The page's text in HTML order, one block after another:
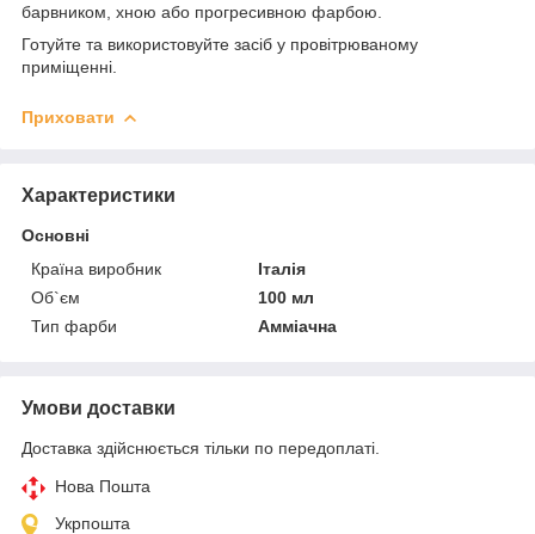
барвником, хною або прогресивною фарбою.
Готуйте та використовуйте засіб у провітрюваному
приміщенні.
Приховати
Характеристики
Основні
Країна виробник
Італія
Об`єм
100 мл
Тип фарби
Амміачна
Умови доставки
Доставка здійснюється тільки по передоплаті.
Нова Пошта
Укрпошта